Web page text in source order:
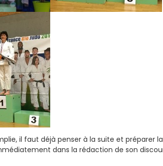
il faut déjà penser à la suite et préparer
dans la rédaction de son